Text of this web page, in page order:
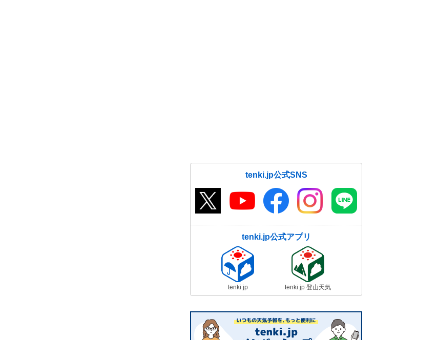
tenki.jp公式SNS
tenki.jp公式アプリ
tenki.jp tenki.jp 登山天気